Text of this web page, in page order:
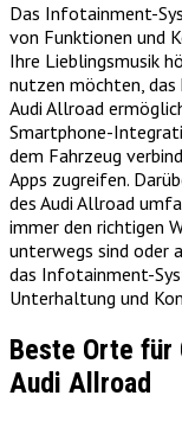
Das Infotainment-
von Funktionen und
Ihre Lieblingsmusik
nutzen möchten, das
Audi Allroad
Smartphone-
dem Fahrzeug
Apps zugreifen.
des Audi Allroad
immer den richtigen
unterwegs sind oder
das Infotainment-
Unterhaltung und
Beste Orte für
Audi Allroad